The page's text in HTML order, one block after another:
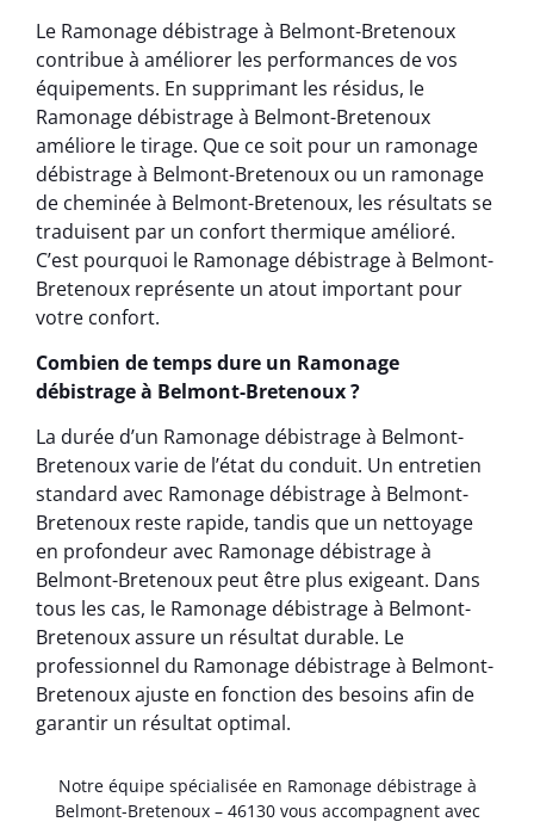
Le Ramonage débistrage à Belmont-Bretenoux
contribue à améliorer les performances de vos
équipements. En supprimant les résidus, le
Ramonage débistrage à Belmont-Bretenoux
améliore le tirage. Que ce soit pour un ramonage
débistrage à Belmont-Bretenoux ou un ramonage
de cheminée à Belmont-Bretenoux, les résultats se
traduisent par un confort thermique amélioré.
C’est pourquoi le Ramonage débistrage à Belmont-
Bretenoux représente un atout important pour
votre confort.
Combien de temps dure un Ramonage
débistrage à Belmont-Bretenoux ?
La durée d’un Ramonage débistrage à Belmont-
Bretenoux varie de l’état du conduit. Un entretien
standard avec Ramonage débistrage à Belmont-
Bretenoux reste rapide, tandis que un nettoyage
en profondeur avec Ramonage débistrage à
Belmont-Bretenoux peut être plus exigeant. Dans
tous les cas, le Ramonage débistrage à Belmont-
Bretenoux assure un résultat durable. Le
professionnel du Ramonage débistrage à Belmont-
Bretenoux ajuste en fonction des besoins afin de
garantir un résultat optimal.
Notre équipe spécialisée en Ramonage débistrage à
Belmont-Bretenoux – 46130 vous accompagnent avec